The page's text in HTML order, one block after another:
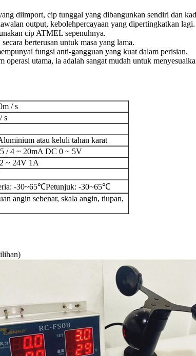
diimport, cip tunggal yang dibangunkan sendiri dan
output, kebolehpercayaan yang dipertingkatkan lagi.
cip ATMEL sepenuhnya.
berterusan untuk masa yang lama.
fungsi anti-gangguan yang kuat dalam perisian.
operasi utama, ia adalah sangat mudah untuk
/ s
s
atau keluli tahan karat
/ 4 ~ 20mA DC 0 ~ 5V
~ 24V 1A
-30~65℃Petunjuk: -30~65℃
angin sebenar, skala angin, tiupan,